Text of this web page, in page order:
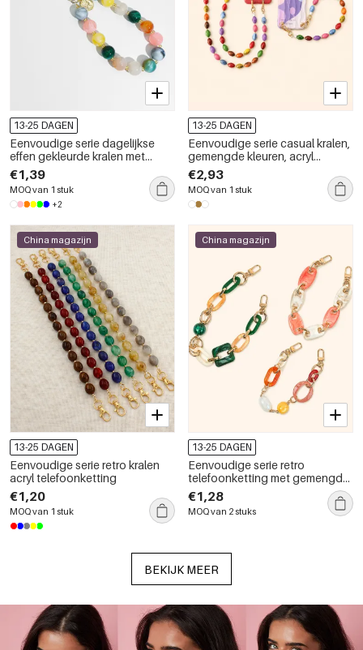
13-25 DAGEN
Eenvoudige serie dagelijkse
effen gekleurde kralen met
luipaardprint, gemengde
kleuren, kleurverloop, acryl
telefoonketting
€1,39
MOQ van 1 stuk
+2
13-25 DAGEN
Eenvoudige serie casual kralen,
gemengde kleuren, acryl
telefoonketting
€2,93
MOQ van 1 stuk
China magazijn
13-25 DAGEN
Eenvoudige serie retro kralen
acryl telefoonketting
€1,20
MOQ van 1 stuk
China magazijn
13-25 DAGEN
Eenvoudige serie retro
telefoonketting met gemengde
kleuren en kleurverloop,
gemaakt van hars.
€1,28
MOQ van 2 stuks
BEKIJK MEER